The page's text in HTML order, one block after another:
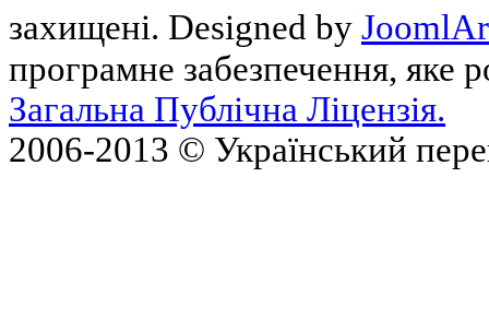
захищені. Designed by
програмне забезпечення, яке
Загальна Публічна Ліцензія.
2006-2013 © Український